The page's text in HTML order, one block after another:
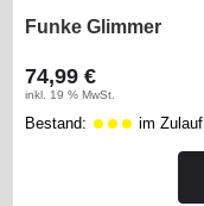
Funke Glimmer
74,99 €
inkl. 19 % MwSt.
Bestand: im Zulauf